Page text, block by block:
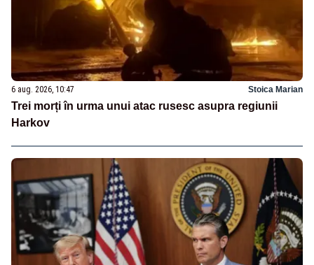
6 aug. 2026, 10:47 Stoica Marian
Trei morți în urma unui atac rusesc asupra regiunii
Harkov